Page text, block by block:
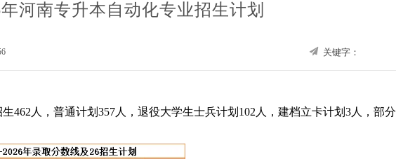
河南专升本自动化专业招生计划
关键字：
462人，普通计划357人，退役大学生士兵计划102人，建档立卡计划3人，部分